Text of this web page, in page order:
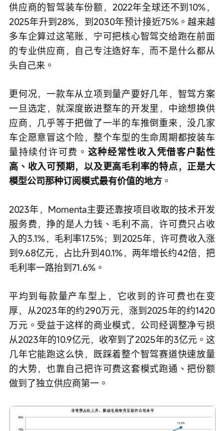
供应商的智驾装车份额，2022年全球还不到10%，
2025年升到28%，到2030年预计接近75%。越来越
多车企算过这笔账，宁可把核心智驾交给跑在前面
的专业供应商，自己专注造好车，而不是什么都从
头自己来。
更何况，一款车从立项到量产要好几年，智驾方案
一旦选定，就深度嵌进整车的开发里，中途想换供
应商，几乎等于把做了一半的车推倒重来，没几家
车企愿意冒这个险，整个车型的生命周期都按装车
量持续付许可费。 这种经常性收入凭借客户黏性
高、收入可预期，以及更高毛利率的特点，正是大
模型公司那种订阅模式最有价值的地方 。
2023年，Momenta主要还靠按项目收取的技术开发
服务费，挣的是人力钱、毛利不高，许可费只占收
入的3.1%，毛利率17.5%；到2025年，许可费收入涨
到9.68亿元，占比升到40.1%，两年增长约42倍，把
毛利率一路抬到71.6%。
平均到每款量产车型上，它收到的许可费也在变
厚，从2023年的约290万元，涨到2025年的约1420
万元。受益于这样的商业模式，公司经调整净亏损
从2023年的10.9亿元，收窄到了2025年的3亿元。这
几年它能跑这么快，既踩着整个智驾赛道快速放量
的大势，也靠自己把许可费这套模式跑通、把份额
做到了独立供应商第一。